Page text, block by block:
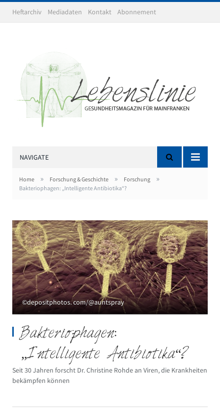
Heftarchiv Mediadaten Kontakt Abonnement
NAVIGATE
Home » Forschung & Geschichte » Forschung »
Bakteriophagen: „Intelligente Antibiotika“?
©depositphotos. com/@auntspray
Bakteriophagen:
„Intelligente Antibiotika“?
Seit 30 Jahren forscht Dr. Christine Rohde an Viren, die Krankheiten
bekämpfen können